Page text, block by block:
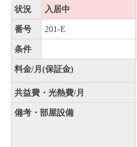
状況 入居中
番号 201-E
条件
料金/月(保証金)
共益費・光熱費/月
備考・部屋設備